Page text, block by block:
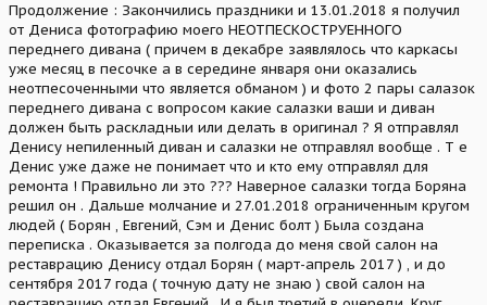
Продолжение : Закончились праздники и 13.01.2018 я получил
от Дениса фотографию моего НЕОТПЕСКОСТРУЕННОГО
переднего дивана ( причем в декабре заявлялось что каркасы
уже месяц в песочке а в середине января они оказались
неотпесоченными что является обманом ) и фото 2 пары салазок
переднего дивана с вопросом какие салазки ваши и диван
должен быть раскладныи или делать в оригинал ? Я отправлял
Денису непиленный диван и салазки не отправлял вообще . Т е
Денис уже даже не понимает что и кто ему отправлял для
ремонта ! Правильно ли это ??? Наверное салазки тогда Боряна
решил он . Дальше молчание и 27.01.2018 ограниченным кругом
людей ( Борян , Евгений, Сэм и Денис болт ) Была создана
переписка . Оказывается за полгода до меня свой салон на
реставрацию Денису отдал Борян ( март-апрель 2017 ) , и до
сентября 2017 года ( точную дату не знаю ) свой салон на